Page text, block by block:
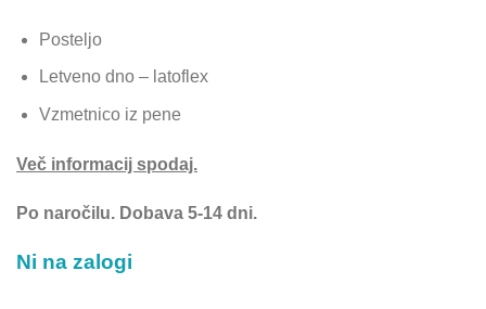
Posteljo
Letveno dno – latoflex
Vzmetnico iz pene
Več informacij spodaj.
Po naročilu. Dobava 5-14 dni.
Ni na zalogi